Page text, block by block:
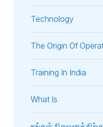
Technology
The Origin Of
Training In India
What Is